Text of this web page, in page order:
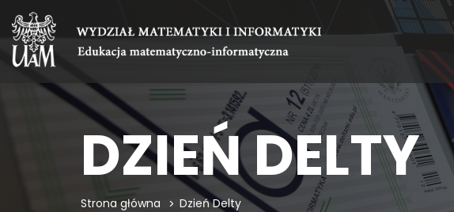
DZIEŃ DELTY
Strona główna Dzień Delty